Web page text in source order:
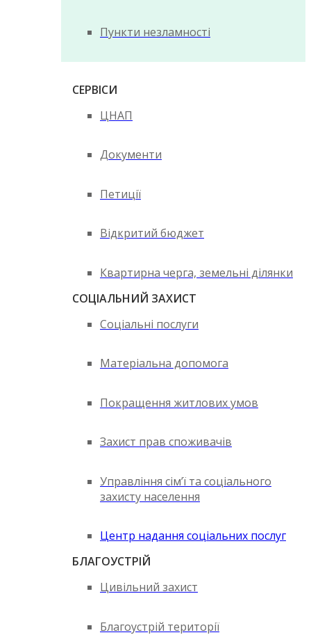
Пункти незламності
СЕРВІСИ
ЦНАП
Документи
Петиції
Відкритий бюджет
Квартирна черга, земельні ділянки
СОЦІАЛЬНИЙ ЗАХИСТ
Соціальні послуги
Матеріальна допомога
Покращення житлових умов
Захист прав споживачів
Управління сім’ї та соціального
захисту населення
Центр надання соціальних послуг
БЛАГОУСТРІЙ
Цивільний захист
Благоустрій території